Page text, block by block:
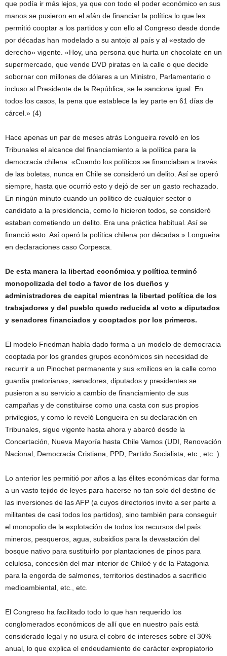
que podía ir más lejos, ya que con todo el poder económico en sus
manos se pusieron en el afán de financiar la política lo que les
permitió cooptar a los partidos y con ello al Congreso desde donde
por décadas han modelado a su antojo al país y al «estado de
derecho» vigente. «Hoy, una persona que hurta un chocolate en un
supermercado, que vende DVD piratas en la calle o que decide
sobornar con millones de dólares a un Ministro, Parlamentario o
incluso al Presidente de la República, se le sanciona igual: En
todos los casos, la pena que establece la ley parte en 61 días de
cárcel.» (4)
Hace apenas un par de meses atrás Longueira reveló en los
Tribunales el alcance del financiamiento a la política para la
democracia chilena: «Cuando los políticos se financiaban a través
de las boletas, nunca en Chile se consideró un delito. Así se operó
siempre, hasta que ocurrió esto y dejó de ser un gasto rechazado.
En ningún minuto cuando un político de cualquier sector o
candidato a la presidencia, como lo hicieron todos, se consideró
estaban cometiendo un delito. Era una práctica habitual. Así se
financió esto. Así operó la política chilena por décadas.» Longueira
en declaraciones caso Corpesca.
De esta manera la libertad económica y política terminó
monopolizada del todo a favor de los dueños y
administradores de capital mientras la libertad política de los
trabajadores y del pueblo quedo reducida al voto a diputados
y senadores financiados y cooptados por los primeros.
El modelo Friedman había dado forma a un modelo de democracia
cooptada por los grandes grupos económicos sin necesidad de
recurrir a un Pinochet permanente y sus «milicos en la calle como
guardia pretoriana», senadores, diputados y presidentes se
pusieron a su servicio a cambio de financiamiento de sus
campañas y de constituirse como una casta con sus propios
privilegios, y como lo reveló Longueira en su declaración en
Tribunales, sigue vigente hasta ahora y abarcó desde la
Concertación, Nueva Mayoría hasta Chile Vamos (UDI, Renovación
Nacional, Democracia Cristiana, PPD, Partido Socialista, etc., etc. ).
Lo anterior les permitió por años a las élites económicas dar forma
a un vasto tejido de leyes para hacerse no tan solo del destino de
las inversiones de las AFP (a cuyos directorios invito a ser parte a
militantes de casi todos los partidos), sino también para conseguir
el monopolio de la explotación de todos los recursos del país:
mineros, pesqueros, agua, subsidios para la devastación del
bosque nativo para sustituirlo por plantaciones de pinos para
celulosa, concesión del mar interior de Chiloé y de la Patagonia
para la engorda de salmones, territorios destinados a sacrificio
medioambiental, etc., etc.
El Congreso ha facilitado todo lo que han requerido los
conglomerados económicos de allí que en nuestro país está
considerado legal y no usura el cobro de intereses sobre el 30%
anual, lo que explica el endeudamiento de carácter expropiatorio